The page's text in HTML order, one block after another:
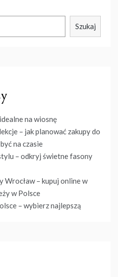
Szukaj
na wiosnę
– jak planować zakupy do
na czasie
– odkryj świetne fasony
Wrocław – kupuj online w
w Polsce
– wybierz najlepszą